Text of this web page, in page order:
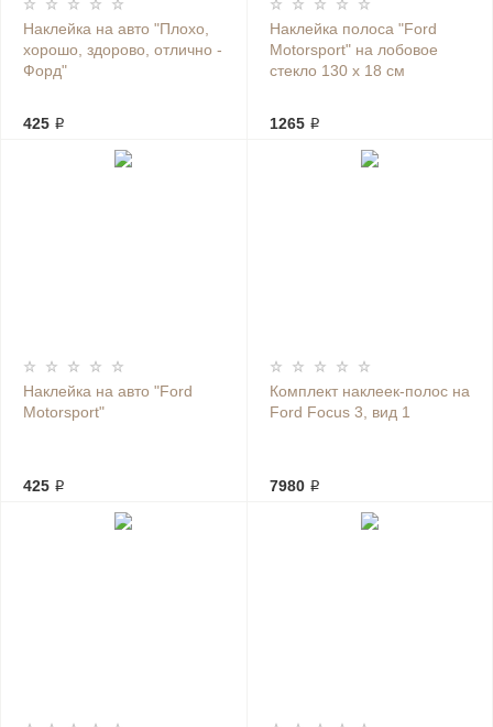
Наклейка на авто "Плохо,
хорошо, здорово, отлично -
Форд"
425 ₽
Наклейка полоса "Ford
Motorsport" на лобовое
стекло 130 х 18 см
1265 ₽
Наклейка на авто "Ford
Motorsport"
425 ₽
Комплект наклеек-полос на
Ford Focus 3, вид 1
7980 ₽